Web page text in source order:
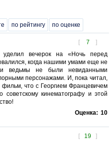
по рейтингу по оценке
[ 7 ]
вечерок на «Ночь перед
когда нашими умами еще не
и ведьмы не были невиданными
персонажами. И, пока читал,
фильм, что с Георгием Францевичем
кинематографу и этой
Оценка: 10
[ 19 ]